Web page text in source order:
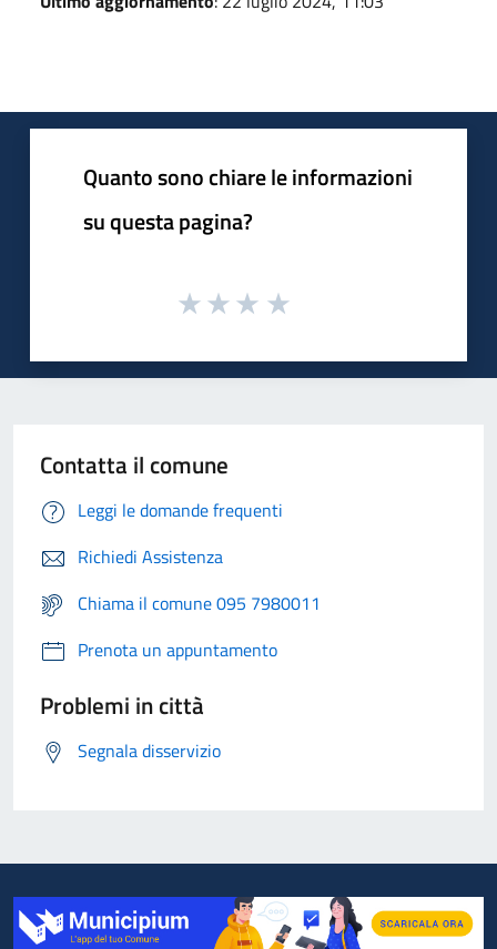
Quanto sono chiare le informazioni
su questa pagina?
Contatta il comune
Leggi le domande frequenti
Richiedi Assistenza
Chiama il comune 095 7980011
Prenota un appuntamento
Problemi in città
Segnala disservizio